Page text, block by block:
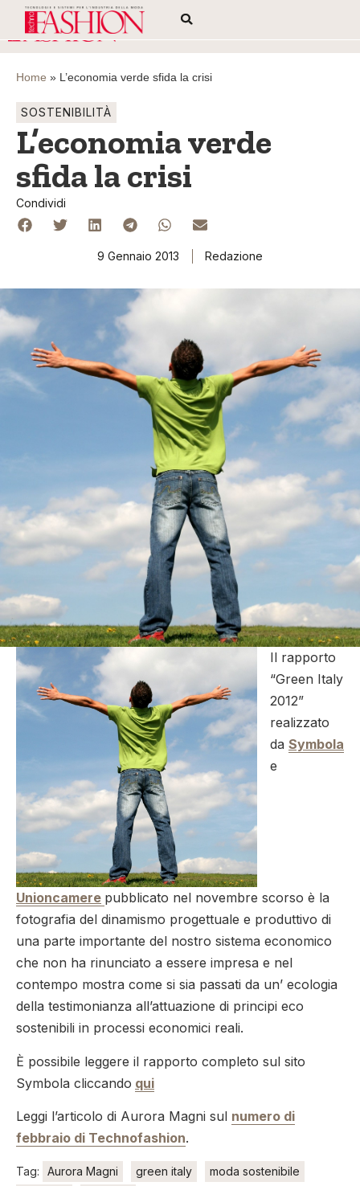
Home » L’economia verde sfida la crisi
SOSTENIBILITÀ
L’economia verde
sfida la crisi
Condividi
9 Gennaio 2013 Redazione
Il rapporto
“Green Italy
2012”
realizzato
da Symbola
e
Unioncamere pubblicato nel novembre scorso è la
fotografia del dinamismo progettuale e produttivo di
una parte importante del nostro sistema economico
che non ha rinunciato a essere impresa e nel
contempo mostra come si sia passati da un’ ecologia
della testimonianza all’attuazione di principi eco
sostenibili in processi economici reali.
È possibile leggere il rapporto completo sul sito
Symbola cliccando qui
Leggi l’articolo di Aurora Magni sul numero di
febbraio di Technofashion.
Tag: Aurora Magni green italy
moda sostenibile